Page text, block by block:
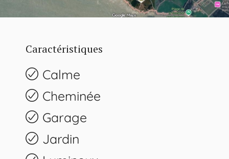
Caractéristiques
Calme
Cheminée
Garage
Jardin